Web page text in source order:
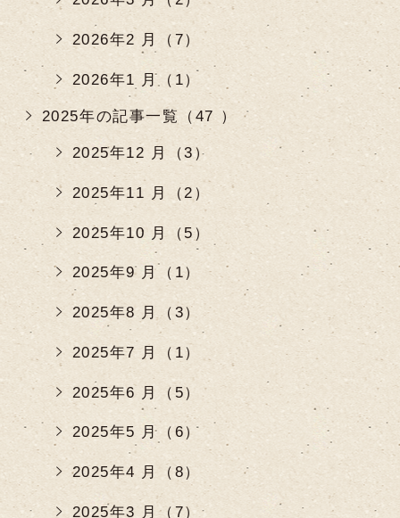
2026年2 月（7）
2026年1 月（1）
2025年の記事一覧（47 ）
2025年12 月（3）
2025年11 月（2）
2025年10 月（5）
2025年9 月（1）
2025年8 月（3）
2025年7 月（1）
2025年6 月（5）
2025年5 月（6）
2025年4 月（8）
2025年3 月（7）